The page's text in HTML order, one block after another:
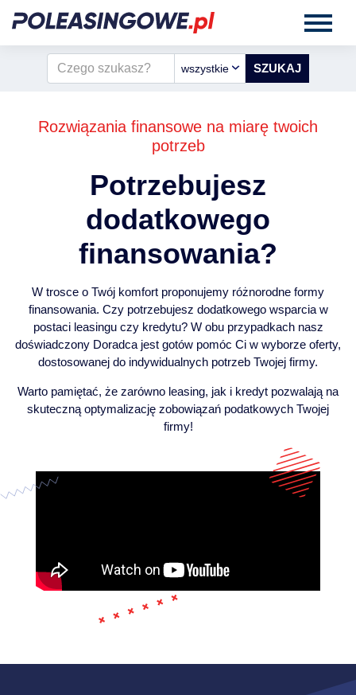
wszystkie
Rozwiązania finansowe na miarę twoich
potrzeb
Potrzebujesz
dodatkowego
finansowania?
W trosce o Twój komfort proponujemy różnorodne formy
finansowania. Czy potrzebujesz dodatkowego wsparcia w
postaci leasingu czy kredytu? W obu przypadkach nasz
doświadczony Doradca jest gotów pomóc Ci w wyborze oferty,
dostosowanej do indywidualnych potrzeb Twojej firmy.
Warto pamiętać, że zarówno leasing, jak i kredyt pozwalają na
skuteczną optymalizację zobowiązań podatkowych Twojej
firmy!